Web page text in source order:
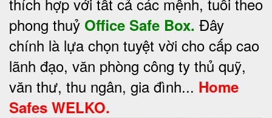
phong thuỷ Office Safe Box. Đây
chính là lựa chọn tuyệt vời cho cấp cao
lãnh đạo, văn phòng công ty thủ quỹ,
văn thư, thu ngân, gia đình... Home
Safes WELKO.